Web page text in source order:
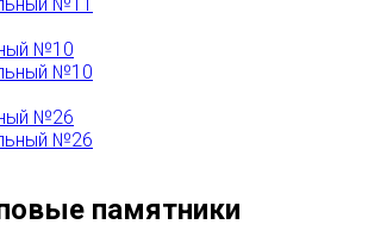
№10
№26
памятники